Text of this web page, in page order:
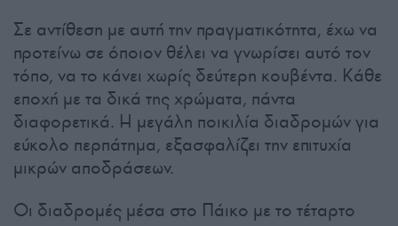
Σε αντίθεση με αυτή την πραγματικότητα, έχω να
προτείνω σε όποιον θέλει να γνωρίσει αυτό τον
τόπο, να το κάνει χωρίς δεύτερη κουβέντα. Κάθε
εποχή με τα δικά της χρώματα, πάντα
διαφορετικά. Η μεγάλη ποικιλία διαδρομών για
εύκολο περπάτημα, εξασφαλίζει την επιτυχία
μικρών αποδράσεων.
Οι διαδρομές μέσα στο Πάικο με το τέταρτο